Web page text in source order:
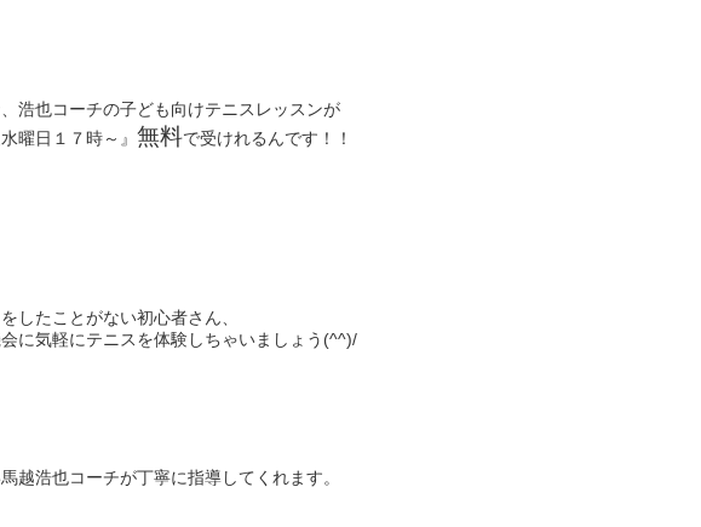
浩也コーチの子ども向けテニスレッスンが
水曜日１７時～』 無料で受けれるんです！！
したことがない初心者さん、
に気軽にテニスを体験しちゃいましょう(^^)/
越浩也コーチが丁寧に指導してくれます。